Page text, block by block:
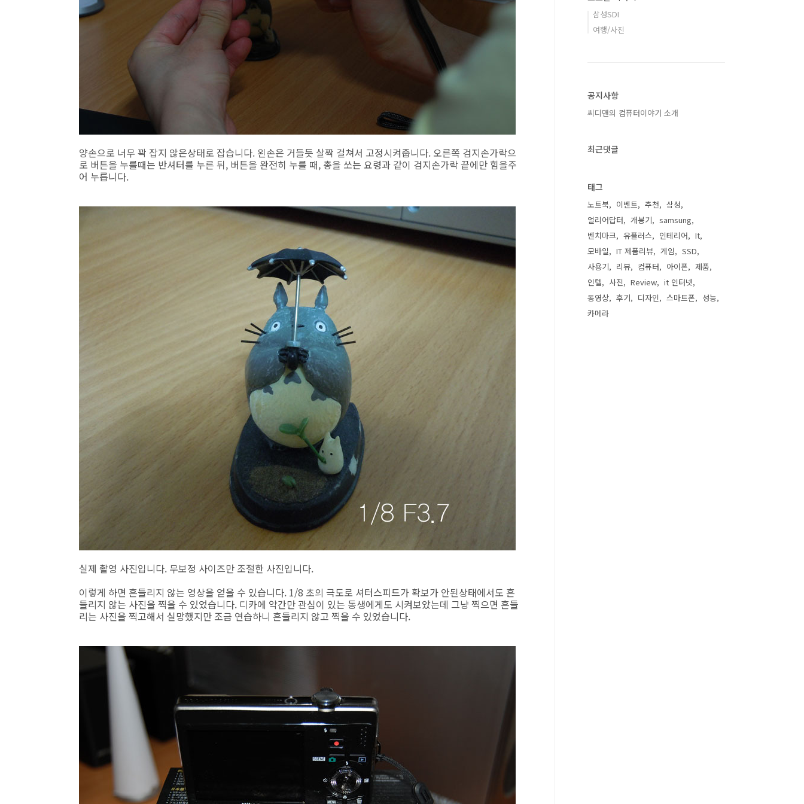
양손으로 너무 꽉 잡지 않은상태로 잡습니다. 왼손은 거들듯 살짝 걸쳐서 고정시켜줍니다. 오른쪽 검지손가락으
로 버튼을 누를때는 반셔터를 누른 뒤, 버튼을 완전히 누를 때, 총을 쏘는 요령과 같이 검지손가락 끝에만 힘을주
어 누릅니다.
실제 촬영 사진입니다. 무보정 사이즈만 조절한 사진입니다.
이렇게 하면 흔들리지 않는 영상을 얻을 수 있습니다. 1/8 초의 극도로 셔터스피드가 확보가 안된상태에서도 흔
들리지 않는 사진을 찍을 수 있었습니다. 디카에 약간만 관심이 있는 동생에게도 시켜보았는데 그냥 찍으면 흔들
리는 사진을 찍고해서 실망했지만 조금 연습하니 흔들리지 않고 찍을 수 있었습니다.
삼성SDI
여행/사진
공지사항
씨디맨의 컴퓨터이야기 소개
최근댓글
태그
노트북 이벤트 추천
삼성
얼리어답터
개봉기
samsung
벤치마크
유플러스 인테리어
It
모바일
IT 제품리뷰 게임
SSD
사용기
리뷰 컴퓨터 아이폰
제품
인텔
사진 Review
it 인터넷
동영상
후기 디자인 스마트폰
성능
카메라